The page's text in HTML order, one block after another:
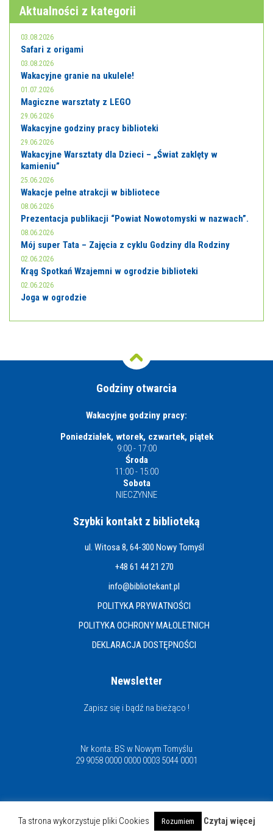
E-INFORMATOR
O NAS
Aktualności z kategorii
03.08.2026
Safari z origami
03.08.2026
Wakacyjne granie na ukulele!
01.07.2026
Magiczne warsztaty z LEGO
29.06.2026
Wakacyjne godziny pracy biblioteki
29.06.2026
Wakacyjne Warsztaty dla Dzieci – „Świat zaklęty w
kamieniu”
25.06.2026
Wakacje pełne atrakcji w bibliotece
08.06.2026
Prezentacja publikacji “Powiat Nowotomyski w nazwach”.
08.06.2026
Mój super Tata – Zajęcia z cyklu Godziny dla Rodziny
02.06.2026
Krąg Spotkań Wzajemni w ogrodzie biblioteki
02.06.2026
Joga w ogrodzie
Godziny otwarcia
Wakacyjne godziny pracy:
Poniedziałek, wtorek, czwartek, piątek
9:00 - 17:00
Środa
11:00 - 15:00
Sobota
NIECZYNNE
Szybki kontakt z biblioteką
ul. Witosa 8, 64-300 Nowy Tomyśl
+48 61 44 21 270
info@bibliotekant.pl
POLITYKA PRYWATNOŚCI
POLITYKA OCHRONY MAŁOLETNICH
DEKLARACJA DOSTĘPNOŚCI
Newsletter
Zapisz się i bądź na bieżąco !
Nr konta: BS w Nowym Tomyślu
29 9058 0000 0000 0003 5044 0001
Miejska i Powiatowa Biblioteka Publiczna
© Copyright 2021 | www.bibliotekant.pl
Ta strona wykorzystuje pliki Cookies Rozumiem Czytaj więcej